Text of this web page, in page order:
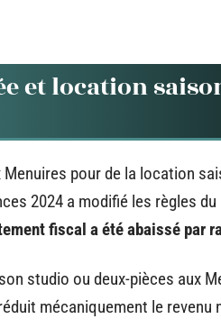
et location
Menuires pour de la location
2024 a modifié les règles
fiscal a été abaissé par
studio ou deux-pièces aux
mécaniquement le revenu